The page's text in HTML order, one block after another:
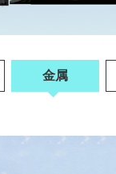
金属